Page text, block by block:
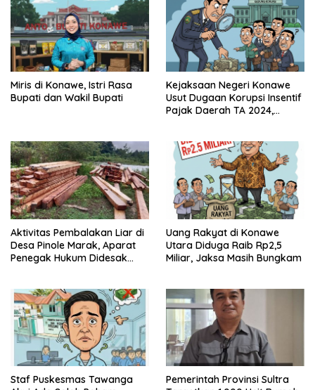
Miris di Konawe, Istri Rasa
Bupati dan Wakil Bupati
Kejaksaan Negeri Konawe
Usut Dugaan Korupsi Insentif
Pajak Daerah TA 2024,
Aktivitas Pembalakan Liar di
Desa Pinole Marak, Aparat
Penegak Hukum Didesak
Uang Rakyat di Konawe
Utara Diduga Raib Rp2,5
Miliar, Jaksa Masih Bungkam
Staf Puskesmas Tawanga
Pemerintah Provinsi Sultra